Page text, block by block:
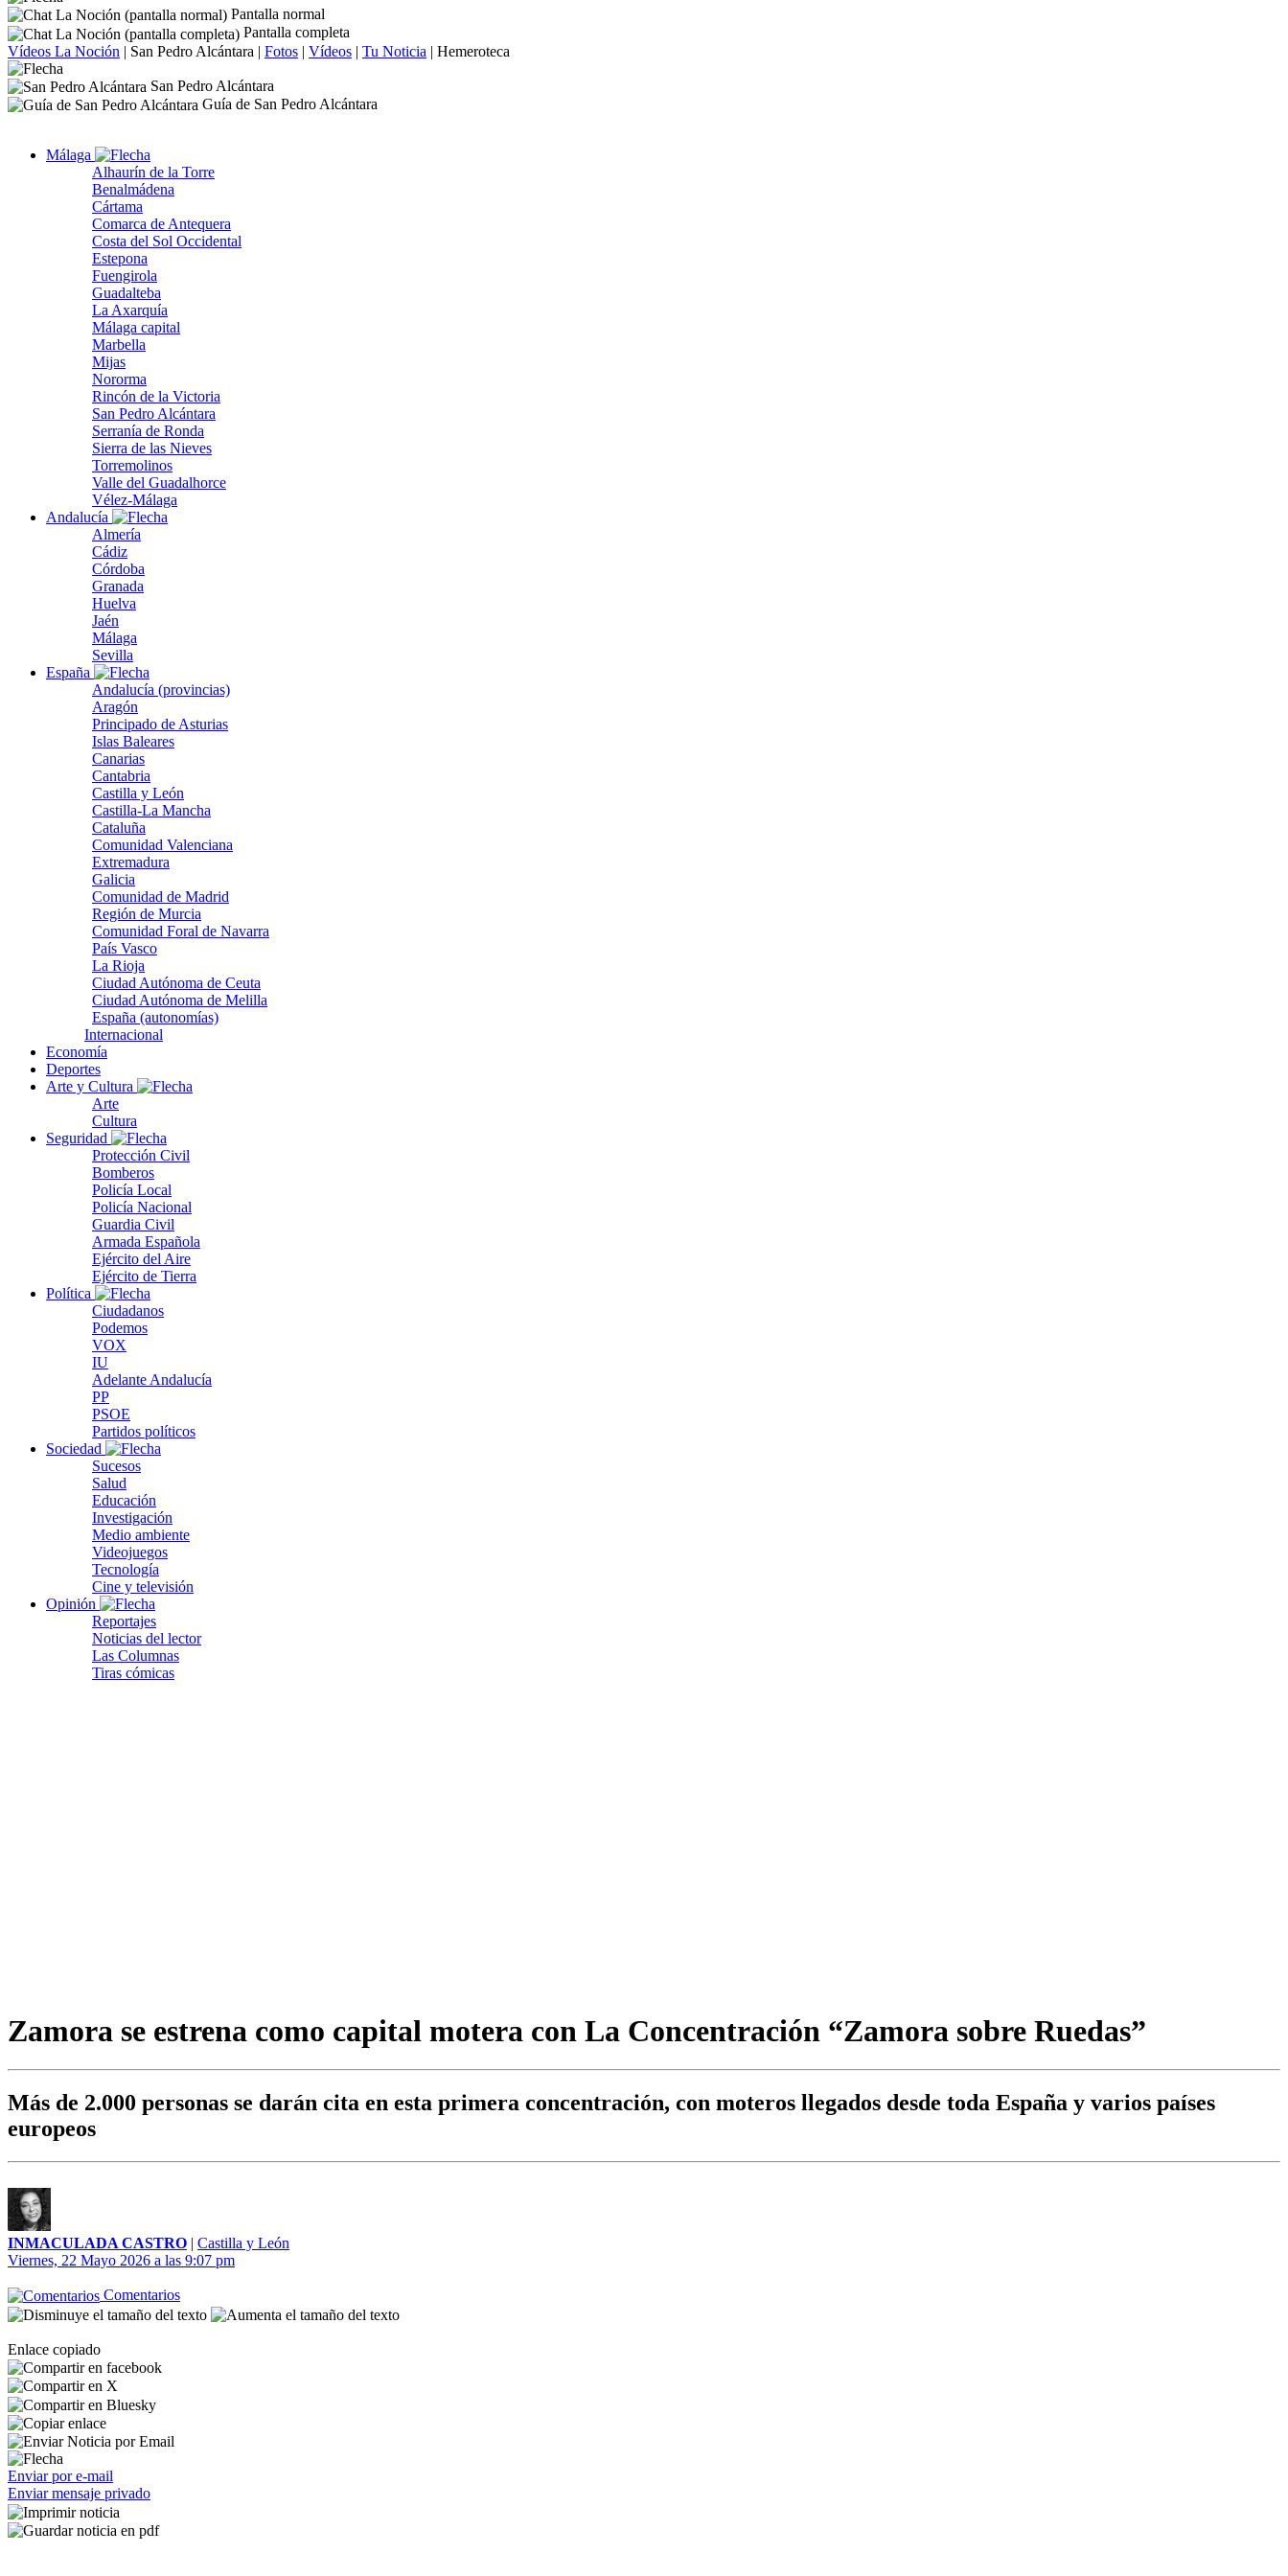
Pantalla normal
Pantalla completa
Vídeos La Noción | San Pedro Alcántara | Fotos | Vídeos | Tu Noticia | Hemeroteca
San Pedro Alcántara
Guía de San Pedro Alcántara
Málaga
Alhaurín de la Torre
Benalmádena
Cártama
Comarca de Antequera
Costa del Sol Occidental
Estepona
Fuengirola
Guadalteba
La Axarquía
Málaga capital
Marbella
Mijas
Nororma
Rincón de la Victoria
San Pedro Alcántara
Serranía de Ronda
Sierra de las Nieves
Torremolinos
Valle del Guadalhorce
Vélez-Málaga
Andalucía
Almería
Cádiz
Córdoba
Granada
Huelva
Jaén
Málaga
Sevilla
España
Andalucía (provincias)
Aragón
Principado de Asturias
Islas Baleares
Canarias
Cantabria
Castilla y León
Castilla-La Mancha
Cataluña
Comunidad Valenciana
Extremadura
Galicia
Comunidad de Madrid
Región de Murcia
Comunidad Foral de Navarra
País Vasco
La Rioja
Ciudad Autónoma de Ceuta
Ciudad Autónoma de Melilla
España (autonomías)
Internacional
Economía
Deportes
Arte y Cultura
Arte
Cultura
Seguridad
Protección Civil
Bomberos
Policía Local
Policía Nacional
Guardia Civil
Armada Española
Ejército del Aire
Ejército de Tierra
Política
Ciudadanos
Podemos
VOX
IU
Adelante Andalucía
PP
PSOE
Partidos políticos
Sociedad
Sucesos
Salud
Educación
Investigación
Medio ambiente
Videojuegos
Tecnología
Cine y televisión
Opinión
Reportajes
Noticias del lector
Las Columnas
Tiras cómicas
Zamora se estrena como capital motera con La Concentración “Zamora sobre Ruedas”
Más de 2.000 personas se darán cita en esta primera concentración, con moteros llegados desde toda España y varios países
europeos
INMACULADA CASTRO | Castilla y León
Viernes, 22 Mayo 2026 a las 9:07 pm
Comentarios
Enlace copiado
Enviar por e-mail
Enviar mensaje privado